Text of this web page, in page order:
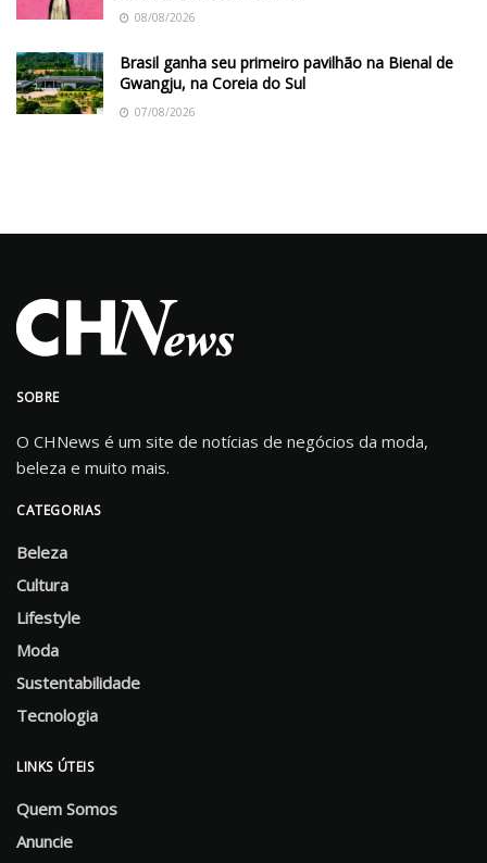
08/08/2026
Brasil ganha seu primeiro pavilhão na Bienal de
Gwangju, na Coreia do Sul
07/08/2026
SOBRE
O CHNews é um site de notícias de negócios da moda,
beleza e muito mais.
CATEGORIAS
Beleza
Cultura
Lifestyle
Moda
Sustentabilidade
Tecnologia
LINKS ÚTEIS
Quem Somos
Anuncie